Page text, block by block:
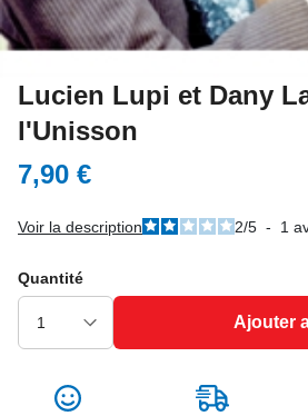
Lucien Lupi et Dany
l'Unisson
7,90 €
Voir la description 2/5 - 1
Quantité
Ajouter